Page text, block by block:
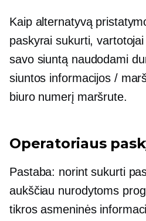
Kaip alternatyvą
paskyrai sukurti,
savo siuntą naudodami
siuntos informacijos /
biuro numerį maršrute.
Operatoriaus
Pastaba: norint sukurti
aukščiau nurodytoms
tikros asmeninės